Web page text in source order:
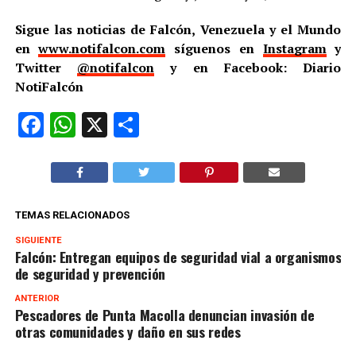
Sigue las noticias de Falcón, Venezuela y el Mundo
enwww.notifalcon.com síguenos en Instagramy
Twitter @notifalcon y en Facebook: Diario
NotiFalcón
Facebook
WhatsApp
X Compartir
TEMAS RELACIONADOS
SIGUIENTE
Falcón: Entregan equipos de seguridad vial a organismos
de seguridad y prevención
ANTERIOR
Pescadores de Punta Macolla denuncian invasión de
otras comunidades y daño en sus redes